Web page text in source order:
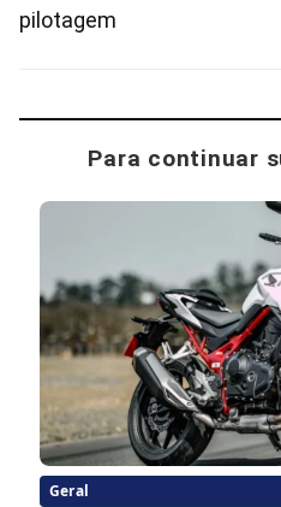
pilotagem
Para continuar
Geral